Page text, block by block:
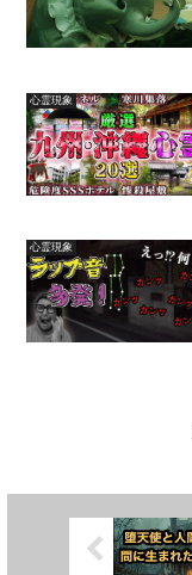
心霊現象
心霊現象